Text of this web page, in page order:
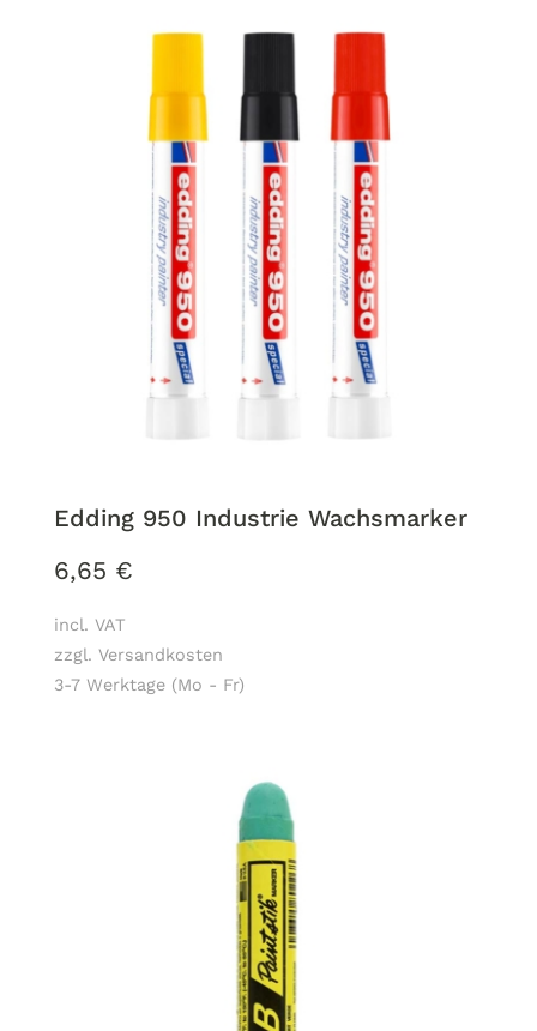
Edding 950 Industrie Wachsmarker
6,65 €
incl. VAT
zzgl. Versandkosten
3-7 Werktage (Mo - Fr)